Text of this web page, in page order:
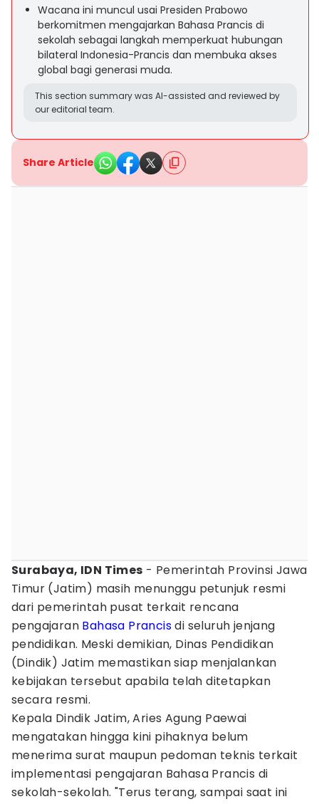
Wacana ini muncul usai Presiden Prabowo
berkomitmen mengajarkan Bahasa Prancis di
sekolah sebagai langkah memperkuat hubungan
bilateral Indonesia-Prancis dan membuka akses
global bagi generasi muda.
This section summary was AI-assisted and reviewed by
our editorial team.
Share Article
Surabaya, IDN Times - Pemerintah Provinsi Jawa
Timur (Jatim) masih menunggu petunjuk resmi
dari pemerintah pusat terkait rencana
pengajaran Bahasa Prancisdi seluruh jenjang
pendidikan. Meski demikian, Dinas Pendidikan
(Dindik) Jatim memastikan siap menjalankan
kebijakan tersebut apabila telah ditetapkan
secara resmi.
Kepala Dindik Jatim, Aries Agung Paewai
mengatakan hingga kini pihaknya belum
menerima surat maupun pedoman teknis terkait
implementasi pengajaran Bahasa Prancis di
sekolah-sekolah. "Terus terang, sampai saat ini